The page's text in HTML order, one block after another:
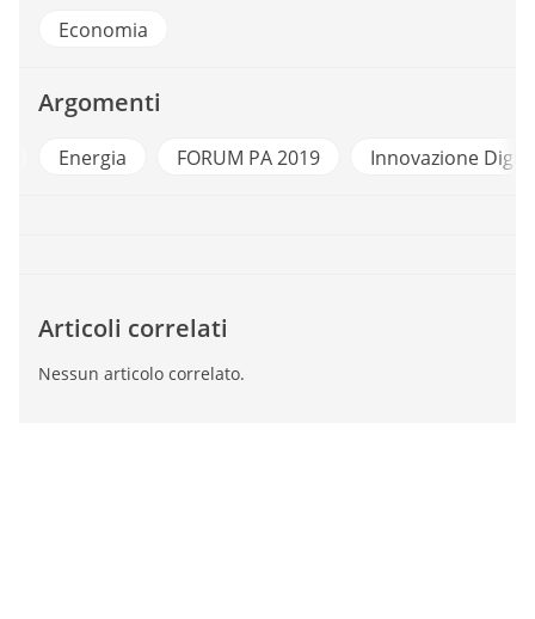
Economia
Argomenti
Energia FORUM PA 2019 Innovazione
Articoli correlati
Nessun articolo correlato.